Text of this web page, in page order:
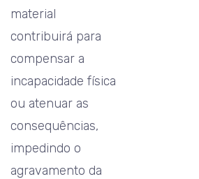
material
contribuirá para
compensar a
incapacidade física
ou atenuar as
consequências,
impedindo o
agravamento da